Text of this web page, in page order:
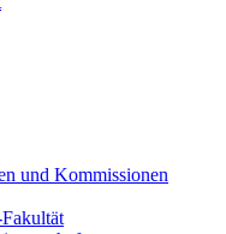
und Kommissionen